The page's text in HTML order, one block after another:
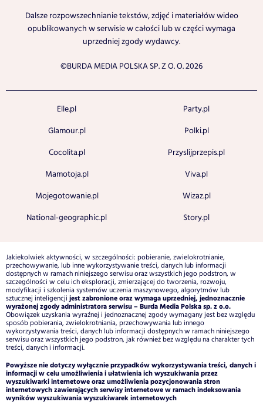
Dalsze rozpowszechnianie tekstów, zdjęć i materiałów wideo
opublikowanych w serwisie w całości lub w części wymaga
uprzedniej zgody wydawcy.
©BURDA MEDIA POLSKA SP. Z O. O. 2026
Elle.pl
Glamour.pl
Cocolita.pl
Mamotoja.pl
Mojegotowanie.pl
National-geographic.pl
Party.pl
Polki.pl
Przyslijprzepis.pl
Viva.pl
Wizaz.pl
Story.pl
Jakiekolwiek aktywności, w szczególności: pobieranie, zwielokrotnianie,
przechowywanie, lub inne wykorzystywanie treści, danych lub informacji
dostępnych w ramach niniejszego serwisu oraz wszystkich jego podstron, w
szczególności w celu ich eksploracji, zmierzającej do tworzenia, rozwoju,
modyfikacji i szkolenia systemów uczenia maszynowego, algorytmów lub
sztucznej inteligencji jest zabronione oraz wymaga uprzedniej, jednoznacznie
wyrażonej zgody administratora serwisu – Burda Media Polska sp. z o.o.
Obowiązek uzyskania wyraźnej i jednoznacznej zgody wymagany jest bez względu
sposób pobierania, zwielokrotniania, przechowywania lub innego
wykorzystywania treści, danych lub informacji dostępnych w ramach niniejszego
serwisu oraz wszystkich jego podstron, jak również bez względu na charakter tych
treści, danych i informacji.
Powyższe nie dotyczy wyłącznie przypadków wykorzystywania treści, danych i
informacji w celu umożliwienia i ułatwienia ich wyszukiwania przez
wyszukiwarki internetowe oraz umożliwienia pozycjonowania stron
internetowych zawierających serwisy internetowe w ramach indeksowania
wyników wyszukiwania wyszukiwarek internetowych